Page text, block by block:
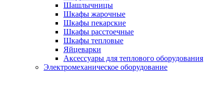
Шашлычницы
Шкафы жарочные
Шкафы пекарские
Шкафы расстоечные
Шкафы тепловые
Яйцеварки
Аксессуары для теплового оборудования
Электромеханическое оборудование